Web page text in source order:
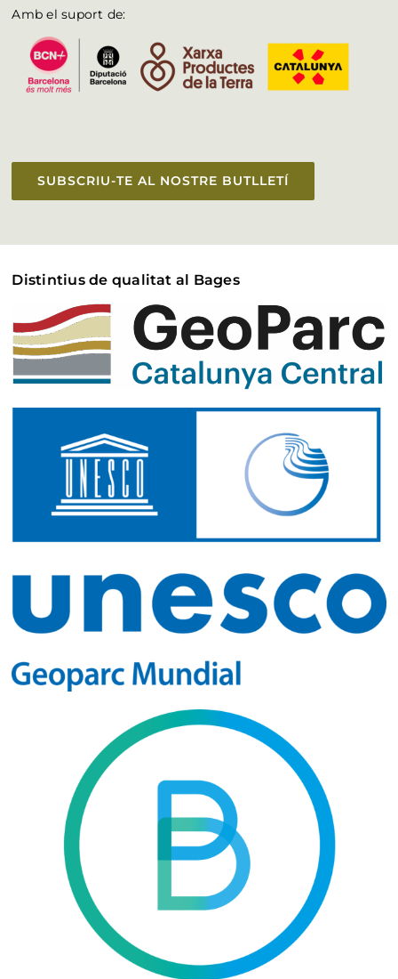
Amb el suport de:
SUBSCRIU-TE AL NOSTRE BUTLLETÍ
Distintius de qualitat al Bages